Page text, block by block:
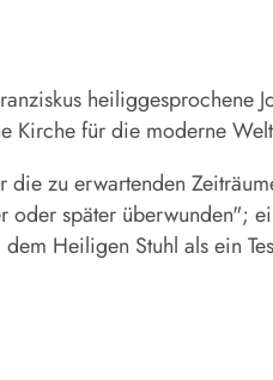
heiliggesprochene
Kirche für die moderne
die zu erwartenden
oder später überwunden";
Heiligen Stuhl als ein